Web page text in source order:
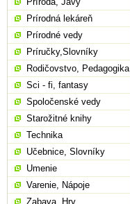
Prírodná lekáreň
Prírodné vedy
Príručky,Slovníky
Rodičovstvo, Pedagogika
Sci - fi, fantasy
Spoločenské vedy
Starožitné knihy
Technika
Učebnice, Slovníky
Umenie
Varenie, Nápoje
Zabava, Hry